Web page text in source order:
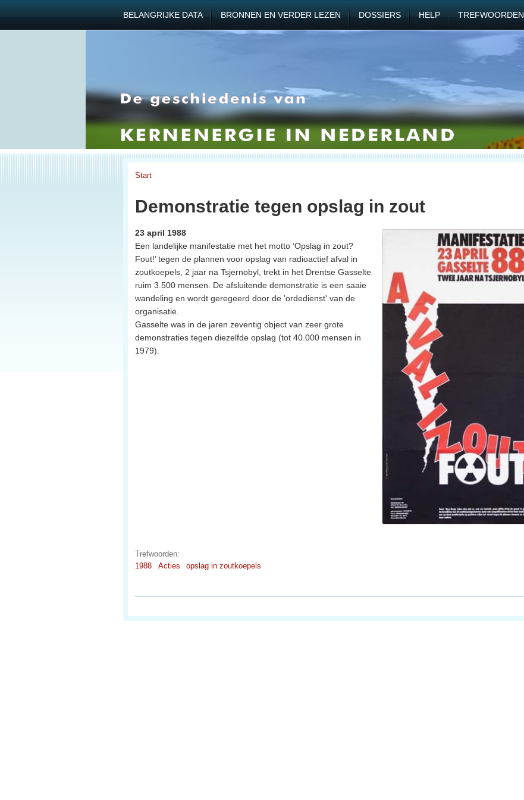
BELANGRIJKE DATA BRONNEN EN VERDER LEZEN DOSSIERS HELP TREFWOORDEN
Start
Demonstratie tegen opslag in zout
23 april 1988
Een landelijke manifestatie met het motto ‘Opslag in zout?
Fout!’ tegen de plannen voor opslag van radioactief afval in
zoutkoepels, 2 jaar na Tsjernobyl, trekt in het Drentse Gasselte
ruim 3.500 mensen. De afsluitende demonstratie is een saaie
wandeling en wordt geregeerd door de 'ordedienst' van de
organisatie.
Gasselte was in de jaren zeventig object van zeer grote
demonstraties tegen diezelfde opslag (tot 40.000 mensen in
1979).
Trefwoorden:
1988
Acties opslag in zoutkoepels